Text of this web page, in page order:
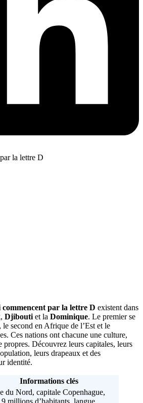
commencent par la lettre D existent dans
, Djibouti et la Dominique. Le premier se
second en Afrique de l’Est et le
Ces nations ont chacune une culture,
propres. Découvrez leurs capitales, leurs
leurs drapeaux et des
identité.
Informations clés
du Nord, capitale Copenhague,
millions d’habitants, langue